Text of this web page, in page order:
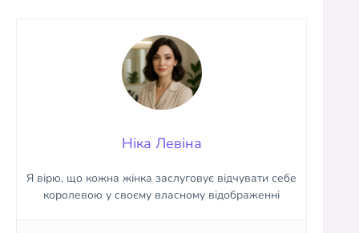
Ніка Левіна
Я вірю, що кожна жінка заслуговує відчувати себе
королевою у своєму власному відображенні